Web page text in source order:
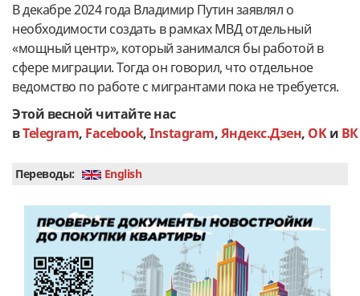
В декабре 2024 года Владимир Путин заявлял о
необходимости создать в рамках МВД отдельный
«мощный центр», который занимался бы работой в
сфере миграции. Тогда он говорил, что отдельное
ведомство по работе с мигрантами пока не требуется.
Этой весной читайте нас
вTelegram, Facebook,Instagram,Яндекс.Дзен, OKи ВК
Переводы: English